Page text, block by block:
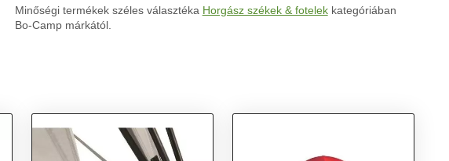
Minőségi termékek széles választéka Horgász székek & fotelekkategóriában
Bo-Camp márkától.